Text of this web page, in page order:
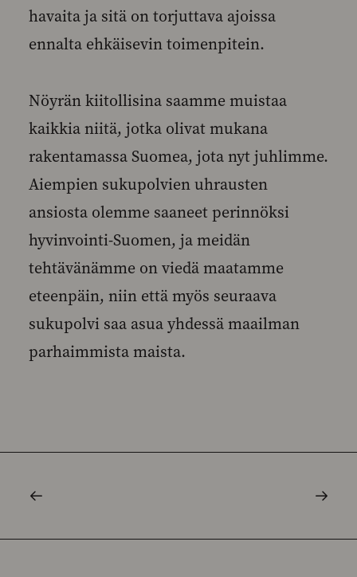
havaita ja sitä on torjuttava ajoissa
ennalta ehkäisevin toimenpitein.
Nöyrän kiitollisina saamme muistaa
kaikkia niitä, jotka olivat mukana
rakentamassa Suomea, jota nyt juhlimme.
Aiempien sukupolvien uhrausten
ansiosta olemme saaneet perinnöksi
hyvinvointi-Suomen, ja meidän
tehtävänämme on viedä maatamme
eteenpäin, niin että myös seuraava
sukupolvi saa asua yhdessä maailman
parhaimmista maista.